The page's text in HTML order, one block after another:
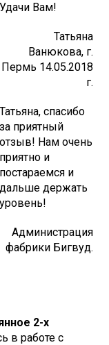
Удачи Вам!
Татьяна
Ванюкова, г.
Пермь 14.05.2018
г.
Татьяна, спасибо
за приятный
отзыв! Нам очень
приятно и
постараемся и
дальше держать
уровень!
Администрация
фабрики Бигвуд.
2-х
в работе с